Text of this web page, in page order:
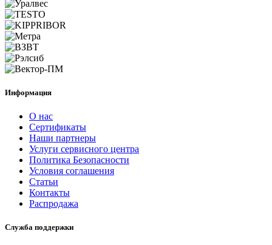
Информация
О нас
Сертификаты
Наши партнеры
Услуги сервисного центра
Политика Безопасности
Условия соглашения
Статьи
Контакты
Распродажа
Служба поддержки